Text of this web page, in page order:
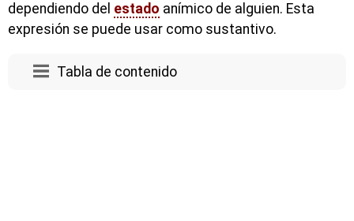
dependiendo del estado anímico de alguien. Esta
expresión se puede usar como sustantivo.
Tabla de contenido